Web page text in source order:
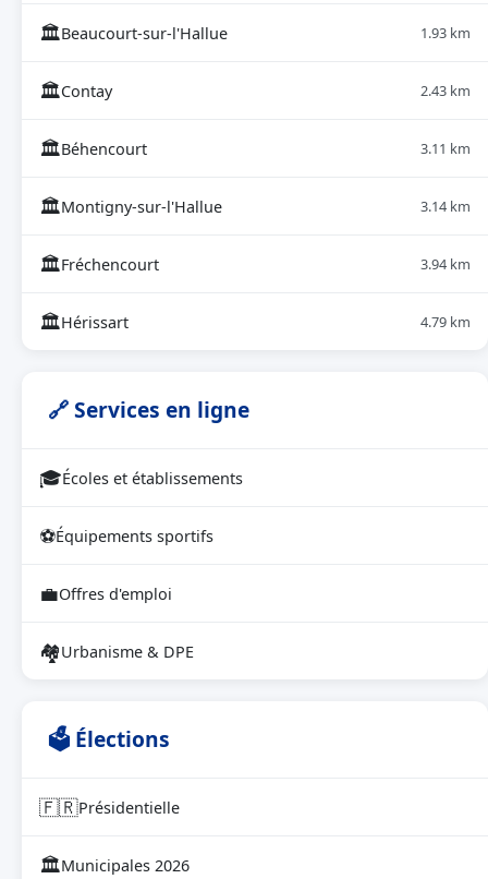
🏛Beaucourt-sur-l'Hallue 1.93 km
🏛Contay 2.43 km
🏛Béhencourt 3.11 km
🏛Montigny-sur-l'Hallue 3.14 km
🏛Fréchencourt 3.94 km
🏛Hérissart 4.79 km
🔗 Services en ligne
🎓Écoles et établissements
⚽Équipements sportifs
💼Offres d'emploi
🏘Urbanisme & DPE
🗳 Élections
🇫🇷Présidentielle
🏛Municipales 2026